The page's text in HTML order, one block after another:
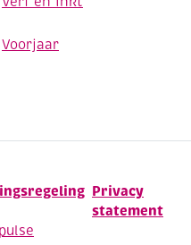
Voorjaar
Privacy
statement